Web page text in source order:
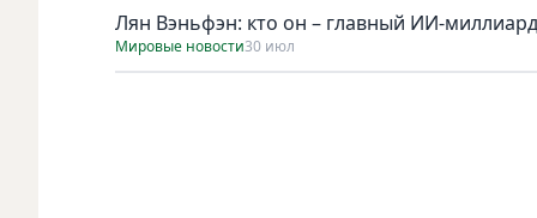
Лян Вэньфэн: кто он – главный ИИ-
Мировые новости30 июл